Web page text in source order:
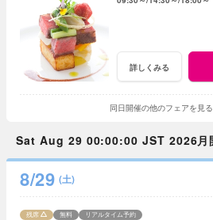
詳しくみる
同日開催の他のフェアを見
Sat Aug 29 00:00:00 JST 2026月
8/29 (土)
残席 無料 リアルタイム予約